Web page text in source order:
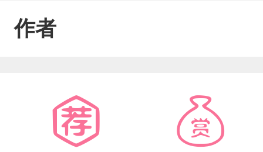
女双全——没有大风大浪，只有细水长
富，慢慢生娃，过了一辈子热气腾腾的
作者